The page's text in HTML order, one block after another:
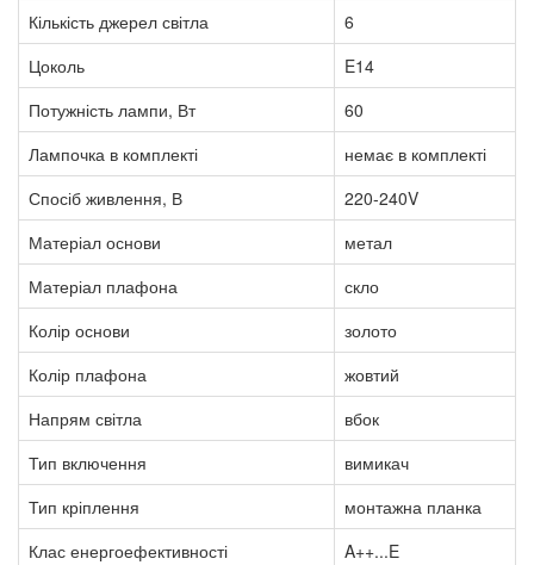
Кількість джерел світла
6
Цоколь
E14
Потужність лампи, Вт
60
Лампочка в комплекті
немає в комплекті
Спосіб живлення, В
220-240V
Матеріал основи
метал
Матеріал плафона
скло
Колір основи
золото
Колір плафона
жовтий
Напрям світла
вбок
Тип включення
вимикач
Тип кріплення
монтажна планка
Клас енергоефективності
A++...E